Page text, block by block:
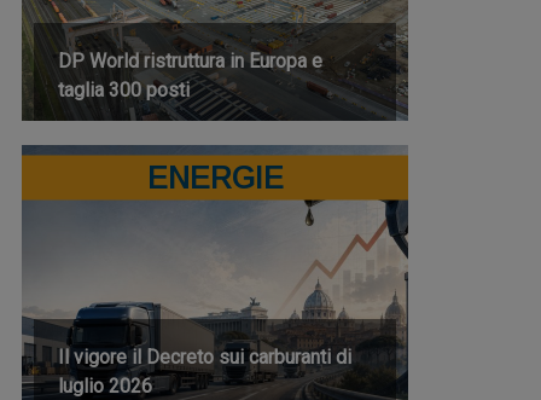
DP World ristruttura in Europa e
taglia 300 posti
ENERGIE
Il vigore il Decreto sui carburanti di
luglio 2026